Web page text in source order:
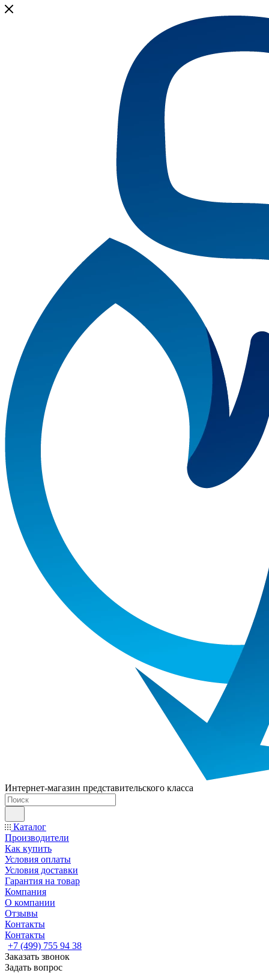
Интернет-магазин представительского класса
Каталог
Производители
Как купить
Условия оплаты
Условия доставки
Гарантия на товар
Компания
О компании
Отзывы
Контакты
Контакты
+7 (499) 755 94 38
Заказать звонок
Задать вопрос